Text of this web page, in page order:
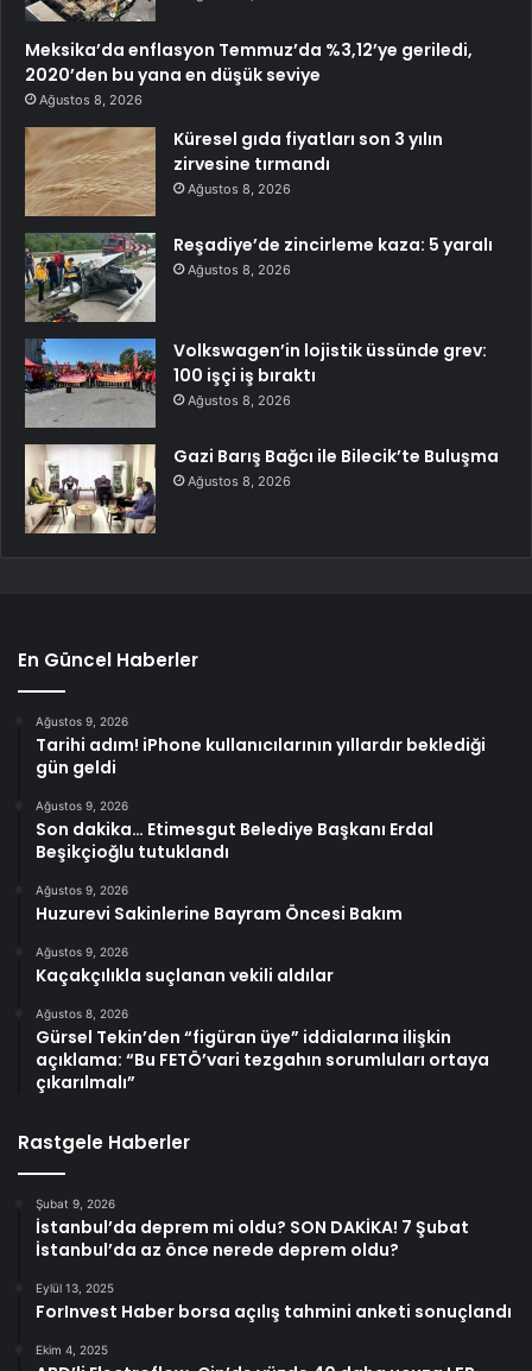
Meksika’da enflasyon Temmuz’da %3,12’ye geriledi,
2020’den bu yana en düşük seviye
Ağustos 8, 2026
Küresel gıda fiyatları son 3 yılın
zirvesine tırmandı
Ağustos 8, 2026
Reşadiye’de zincirleme kaza: 5 yaralı
Ağustos 8, 2026
Volkswagen’in lojistik üssünde grev:
100 işçi iş bıraktı
Ağustos 8, 2026
Gazi Barış Bağcı ile Bilecik’te Buluşma
Ağustos 8, 2026
En Güncel Haberler
Ağustos 9, 2026
Tarihi adım! iPhone kullanıcılarının yıllardır beklediği
gün geldi
Ağustos 9, 2026
Son dakika… Etimesgut Belediye Başkanı Erdal
Beşikçioğlu tutuklandı
Ağustos 9, 2026
Huzurevi Sakinlerine Bayram Öncesi Bakım
Ağustos 9, 2026
Kaçakçılıkla suçlanan vekili aldılar
Ağustos 8, 2026
Gürsel Tekin’den “figüran üye” iddialarına ilişkin
açıklama: “Bu FETÖ’vari tezgahın sorumluları ortaya
çıkarılmalı”
Rastgele Haberler
Şubat 9, 2026
İstanbul’da deprem mi oldu? SON DAKİKA! 7 Şubat
İstanbul’da az önce nerede deprem oldu?
Eylül 13, 2025
ForInvest Haber borsa açılış tahmini anketi sonuçlandı
Ekim 4, 2025